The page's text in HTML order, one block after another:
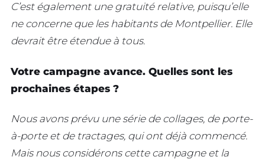
C’est également une gratuité relative, puisqu’elle
ne concerne que les habitants de Montpellier. Elle
devrait être étendue à tous.
Votre campagne avance. Quelles sont les
prochaines étapes ?
Nous avons prévu une série de collages, de porte-
à-porte et de tractages, qui ont déjà commencé.
Mais nous considérons cette campagne et la